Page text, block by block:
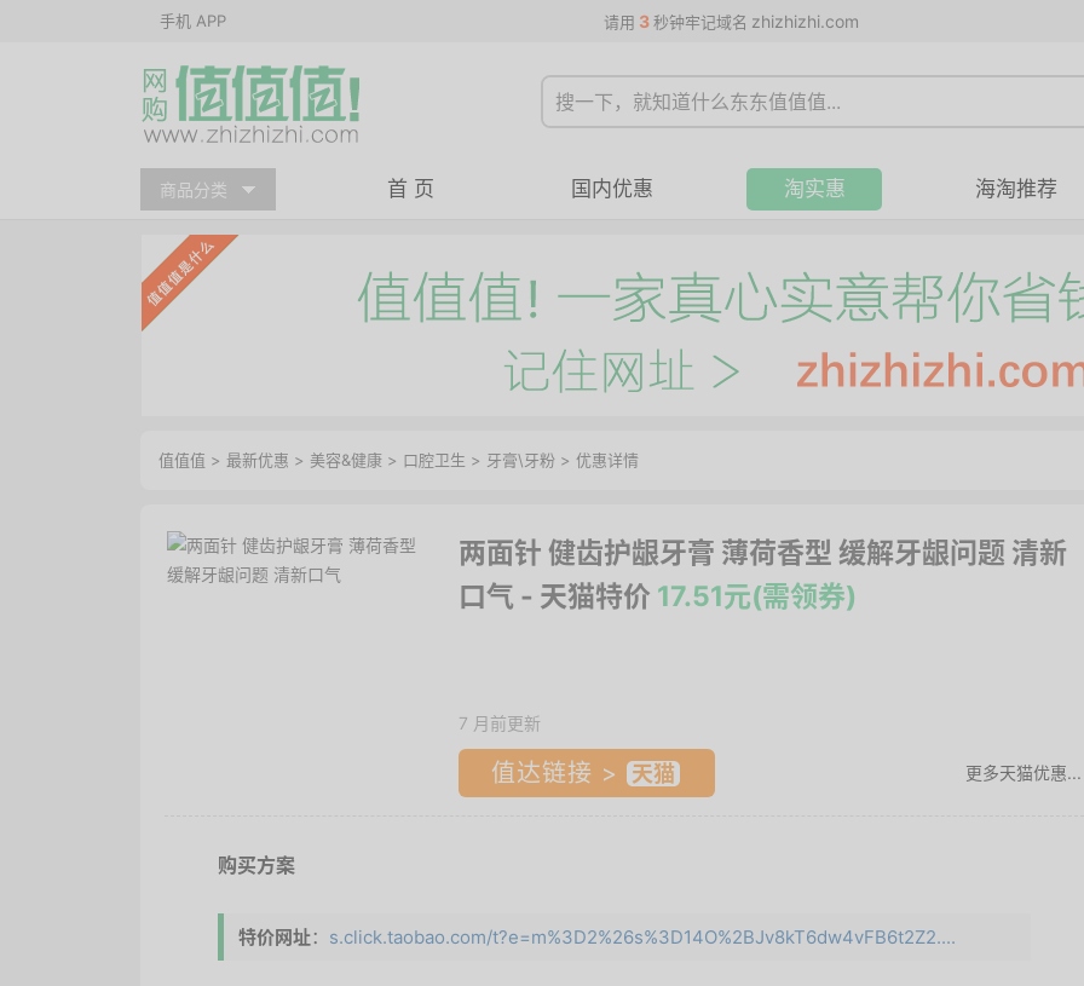
手机 APP 请用 3 秒钟牢记域名 zhizhizhi.com
商品分类 首 页 国内优惠 淘实惠 海淘推荐
值值值 > 最新优惠 > 美容&健康 > 口腔卫生 > 牙膏\牙粉 > 优惠详情
两面针 健齿护龈牙膏 薄荷香型 缓解牙龈问题 清新
口气 - 天猫特价 17.51元(需领券)
7 月前更新
值达链接 > 更多天猫优惠...
购买方案
特价网址： s.click.taobao.com/t?e=m%3D2%26s%3D14O%2BJv8kT6dw4vFB6t2Z2....